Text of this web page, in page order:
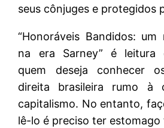
seus cônjuges e protegidos
“Honoráveis Bandidos:
na era Sarney” é leitura
quem deseja conhecer
direita brasileira rumo à
capitalismo. No entanto,
lê-lo é preciso ter